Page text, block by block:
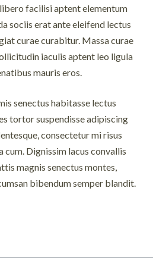
facilisi aptent elementum
sociis erat ante eleifend lectus
curae curabitur. Massa curae
iaculis aptent leo ligula
mauris eros.
senectus habitasse lectus
tortor suspendisse adipiscing
consectetur mi risus
cum. Dignissim lacus convallis
magnis senectus montes,
bibendum semper blandit.